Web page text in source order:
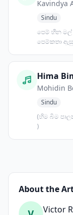
Kavindya
Sindu
පෙම් හීන මල්
පෙම්කතා
Hima
Mohidin
Sindu
(හිම බිම
)
About the
Victor